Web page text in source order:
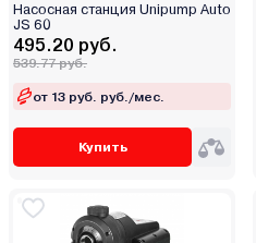
Насосная станция Unipump Auto
JS 60
495.20 руб.
539.77 руб.
от 13 руб. руб./мес.
Купить